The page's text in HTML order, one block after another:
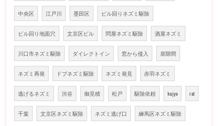
中央区 江戸川 墨田区 ビル回りネズミ駆除
ビル回り地面穴 文京区ビル 問屋ネズミ駆除 酒屋ネズミ
川口市ネズミ駆除 ダイレクトイン 窓から侵入 扉隙間
ネズミ再発 ドブネズミ駆除 ネズミ発見 赤羽ネズミ
逃げるネズミ 渋谷 御見積 松戸 駆除依頼 kujyo rat
千葉 文京区ネズミ駆除 ネズミ逃げ口 練馬区ネズミ駆除